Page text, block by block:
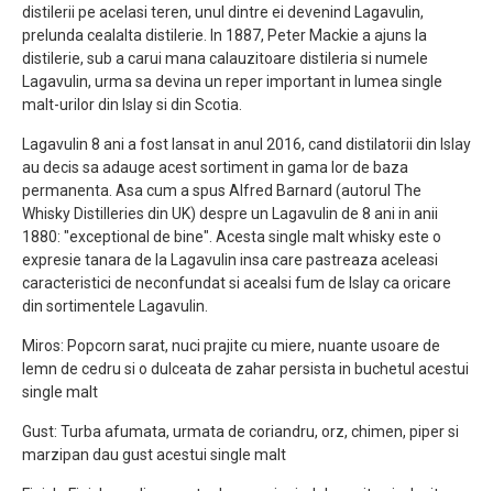
distilerii pe acelasi teren, unul dintre ei devenind Lagavulin,
prelunda cealalta distilerie. In 1887, Peter Mackie a ajuns la
distilerie, sub a carui mana calauzitoare distileria si numele
Lagavulin, urma sa devina un reper important in lumea single
malt-urilor din Islay si din Scotia.
Lagavulin 8 ani a fost lansat in anul 2016, cand distilatorii din Islay
au decis sa adauge acest sortiment in gama lor de baza
permanenta. Asa cum a spus Alfred Barnard (autorul The
Whisky Distilleries din UK) despre un Lagavulin de 8 ani in anii
1880: "exceptional de bine". Acesta single malt whisky este o
expresie tanara de la Lagavulin insa care pastreaza aceleasi
caracteristici de neconfundat si acealsi fum de Islay ca oricare
din sortimentele Lagavulin.
Miros: Popcorn sarat, nuci prajite cu miere, nuante usoare de
lemn de cedru si o dulceata de zahar persista in buchetul acestui
single malt
Gust: Turba afumata, urmata de coriandru, orz, chimen, piper si
marzipan dau gust acestui single malt